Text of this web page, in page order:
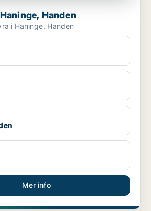
Handen
i Haninge, Handen
Mer info